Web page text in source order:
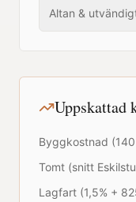
Altan &
Uppskattad
Byggkostnad (140
Tomt (snitt
Lagfart (1,5% +